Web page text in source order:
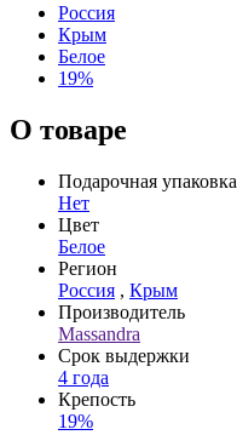
Россия
Крым
Белое
19%
О товаре
Подарочная упаковка
Нет
Цвет
Белое
Регион
Россия , Крым
Производитель
Massandra
Срок выдержки
4 года
Крепость
19%